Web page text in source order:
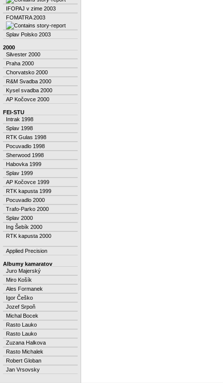
IFOPAJ v zime 2003
FOMATRA 2003
Splav Polsko 2003
2000
Silvester 2000
Praha 2000
Chorvatsko 2000
R&M Svadba 2000
Kysel svadba 2000
AP Kočovce 2000
FEI-STU
Intrak 1998
Splav 1998
RTK Gulas 1998
Pocuvadlo 1998
Sherwood 1998
Habovka 1999
Splav 1999
AP Kočovce 1999
RTK kapusta 1999
Pocuvadlo 2000
Trafo-Parko 2000
Splav 2000
Ing Šebík 2000
RTK kapusta 2000
Applied Precision
Albumy kamaratov
Juro Majerský
Miro Košík
Ales Formanek
Igor Češko
Jozef Srpoň
Michal Bocek
Rasto Lauko
Rasto Lauko
Zuzana Halkova
Rasto Michalek
Robert Globan
Jan Vrsovsky